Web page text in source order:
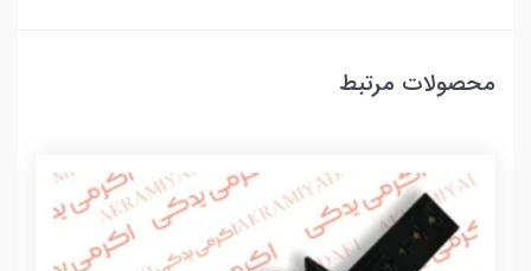
محصولات مرتبط